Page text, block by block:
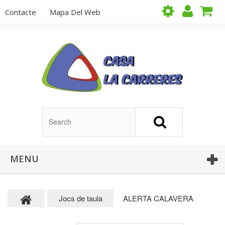
Contacte Mapa Del Web
MENU
Jocs de taula ALERTA CALAVERA